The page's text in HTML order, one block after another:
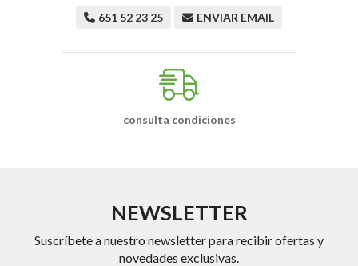
651 52 23 25 ENVIAR EMAIL
consulta condiciones
NEWSLETTER
Suscríbete a nuestro newsletter para recibir ofertas y
novedades exclusivas.